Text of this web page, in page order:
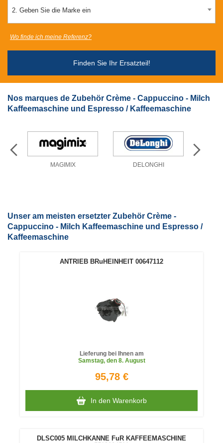
2. Geben Sie die Marke ein
Finden Sie Ihr Ersatzteil!
Wo finde ich meine Referenz?
Nos marques de Zubehör Crème - Cappuccino - Milch
Kaffeemaschine und Espresso / Kaffeemaschine
MAGIMIX DELONGHI
Unser am meisten ersetzter Zubehör Crème -
Cappuccino - Milch Kaffeemaschine und Espresso /
Kaffeemaschine
ANTRIEB BRuHEINHEIT 00647112
Lieferung bei Ihnen am
Samstag, den 8. August
95,78 €
In den Warenkorb
DLSC005 MILCHKANNE FuR KAFFEEMASCHINE